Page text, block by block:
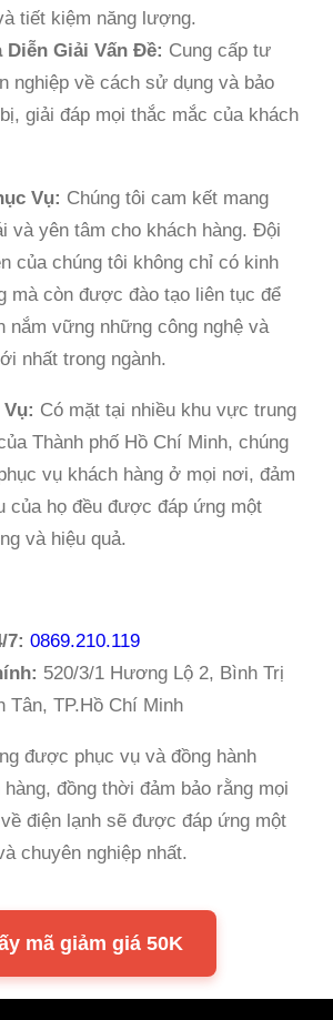
tiết kiệm năng lượng.
Diễn Giải Vấn Đề: Cung cấp tư
nghiệp về cách sử dụng và bảo
giải đáp mọi thắc mắc của khách
Vụ: Chúng tôi cam kết mang
và yên tâm cho khách hàng. Đội
của chúng tôi không chỉ có kinh
mà còn được đào tạo liên tục để
nắm vững những công nghệ và
nhất trong ngành.
Có mặt tại nhiều khu vực trung
Thành phố Hồ Chí Minh, chúng
vụ khách hàng ở mọi nơi, đảm
của họ đều được đáp ứng một
và hiệu quả.
7: 0869.210.119
520/3/1 Hương Lộ 2, Bình Trị
Tân, TP.Hồ Chí Minh
được phục vụ và đồng hành
đồng thời đảm bảo rằng mọi
điện lạnh sẽ được đáp ứng một
chuyên nghiệp nhất.
mã giảm giá 50K